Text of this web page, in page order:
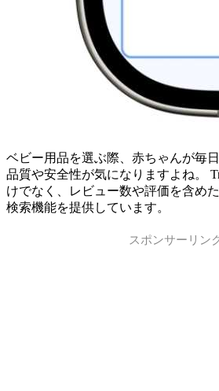
ベビー用品を選ぶ際、赤ちゃんが毎
品質や安全性が気になりますよね。
けでなく、レビュー数や評価を含め
検索機能を提供しています。
スポンサーリン